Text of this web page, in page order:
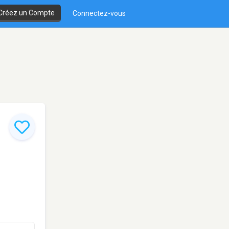
un Compte Connectez-vous